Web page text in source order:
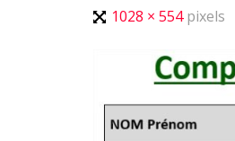
Full1028 × 554pixels